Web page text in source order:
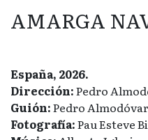
AMARGA
España, 2026.
Dirección:Pedro
Guión:Pedro
Fotografía:Pau Esteve